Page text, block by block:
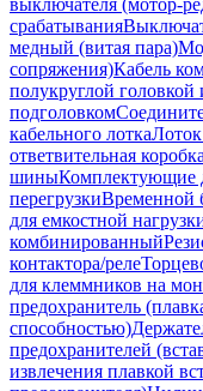
выключателя (мотор-
срабатывания
медный (витая пара)
сопряжения)Кабель
полукруглой
подголовком
кабельного лотка
ответвительная
шиныКомплектующие
перегрузкиВременной
для емкостной
комбинированный
контактора/реле
для клеммников на
предохранитель
способностью)
предохранителей
извлечения плавкой